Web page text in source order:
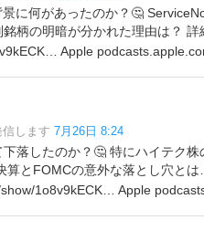
に何があったのか？🤔
柄の明暗が分かれた理由は？
Apple
します 7月26日 8:24
落したのか？🤔 特にハイテク
算とFOMCの意外な落とし穴と
1o8v9kECK… Apple